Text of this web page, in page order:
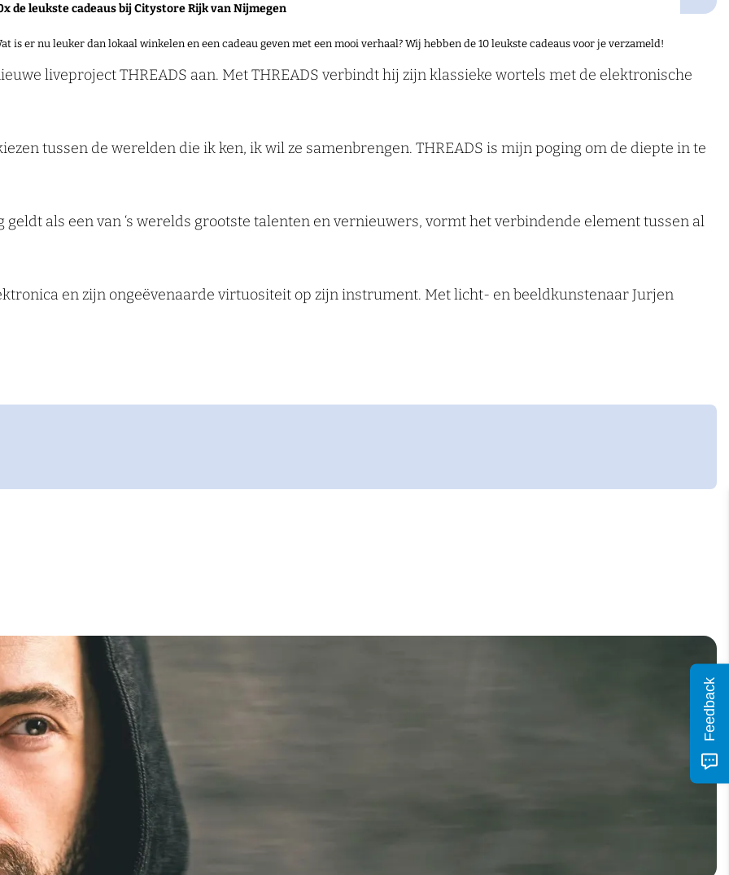
de leukste cadeaus bij Citystore Rijk van Nijmegen
is er nu leuker dan lokaal winkelen en een cadeau geven met een mooi verhaal? Wij hebben de 10 leukste cadeaus voor je verzameld!
liveproject THREADS aan. Met THREADS verbindt hij zijn klassieke wortels met de elektronische
tussen de werelden die ik ken, ik wil ze samenbrengen. THREADS is mijn poging om de diepte in te
als een van ‘s werelds grootste talenten en vernieuwers, vormt het verbindende element tussen al
en zijn ongeëvenaarde virtuositeit op zijn instrument. Met licht- en beeldkunstenaar Jurjen
Feedback